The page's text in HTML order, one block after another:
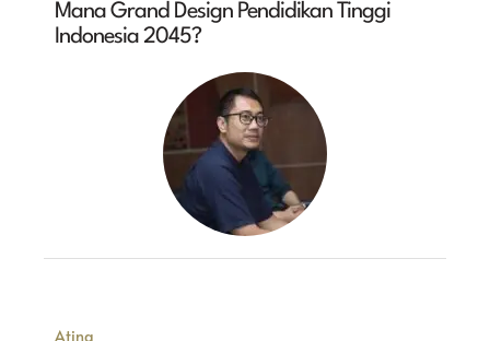
Mana Grand Design Pendidikan Tinggi
Indonesia 2045?
Atina